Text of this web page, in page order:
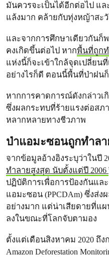
มันควรจะเป็นได้อีกต่อไป แ
แล้งมาก คล้ายกับทุ่งหญ้าสะ
และจากการศึกษาเดียวกันก็
คงเกิดขึ้นต่อไป หากพื้นที่ถูกท
แห่งนี้ก็จะเข้าใกล้จุดเปลี่ยน
อย่างไรก็ดี ตอนนี้พื้นที่ป่าฝนก็
หากการคาดการณ์ดังกล่าว
ซึ่งผลกระทบที่ร้ายแรงต่อส
หลากหลายทางชีวภาพ
ป่าแอมะซอนถูกทำล
จากข้อมูลอ้างอิงระบุว่าในปี
ทำลายสูงสุด นับตั้งแต่ปี 2006
ปฏิบัติการเพื่อการป้องกันแล
แอมะซอน (PPCDAm) ซึ่งส่
อย่างมาก แต่น่าเสียดายที่แ
ลงในขณะที่โลกจับตามอง
ตั้งแต่เดือนสิงหาคม 2020 ถึง
Amazon Deforestation